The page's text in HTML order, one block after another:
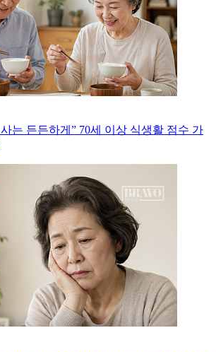
는 든든하게” 70세 이상 식생활 점수 가